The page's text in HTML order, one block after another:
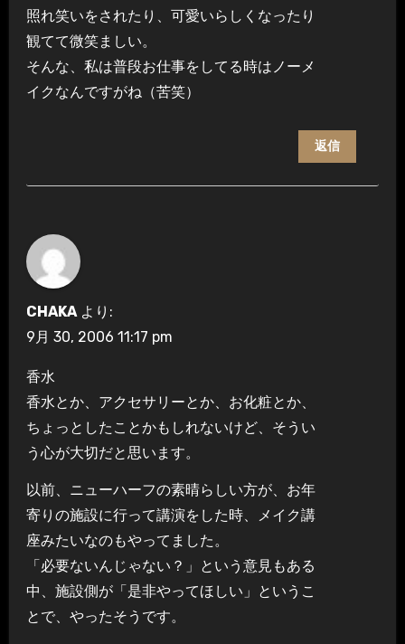
照れ笑いをされたり、可愛いらしくなったり
観てて微笑ましい。
そんな、私は普段お仕事をしてる時はノーメ
イクなんですがね（苦笑）
返信
CHAKA より:
9月 30, 2006 11:17 pm
香水
香水とか、アクセサリーとか、お化粧とか、
ちょっとしたことかもしれないけど、そうい
う心が大切だと思います。
以前、ニューハーフの素晴らしい方が、お年
寄りの施設に行って講演をした時、メイク講
座みたいなのもやってました。
「必要ないんじゃない？」という意見もある
中、施設側が「是非やってほしい」というこ
とで、やったそうです。